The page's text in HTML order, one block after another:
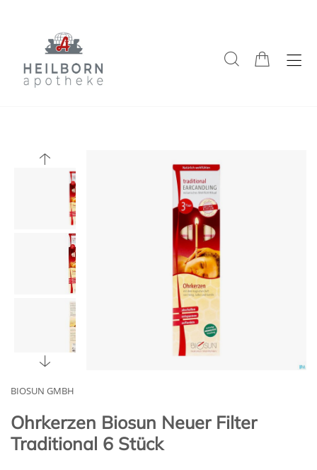
BIOSUN GMBH
Ohrkerzen Biosun Neuer Filter
Traditional 6 Stück